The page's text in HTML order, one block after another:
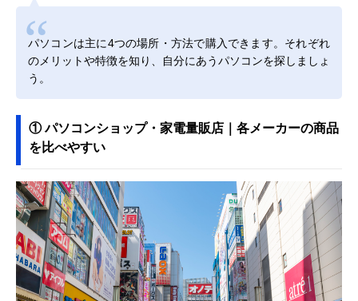
パソコンは主に4つの場所・方法で購入できます。それぞれ
のメリットや特徴を知り、自分にあうパソコンを探しましょ
う。
① パソコンショップ・家電量販店｜各メーカーの商品
を比べやすい